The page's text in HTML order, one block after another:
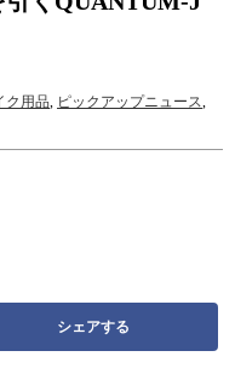
ク用品, ピックアップニュース,
シェアする